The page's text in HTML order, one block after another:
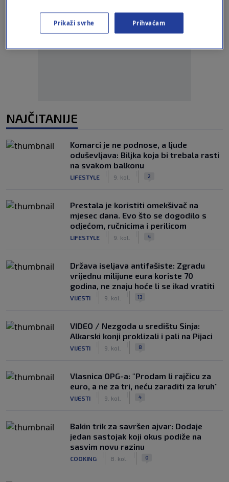
Oglas
NAJČITANIJE
Komarci je ne podnose, a ljude
oduševljava: Biljka koja bi trebala rasti
na svakom balkonu
LIFESTYLE 9. kol. 2
Prestala je koristiti omekšivač na
mjesec dana. Evo što se dogodilo s
odjećom, ručnicima i perilicom
LIFESTYLE 9. kol. 4
Država iseljava antifašiste: Zgradu
vrijednu milijune eura koriste 70
godina, ne znaju hoće li se ikad vratiti
VIJESTI 9. kol. 13
VIDEO / Nezgoda u središtu Sinja:
Alkarski konji proklizali i pali na Pijaci
VIJESTI 9. kol. 8
Vlasnica OPG-a: "Prodam li rajčicu za
euro, a ne za tri, neću zaraditi za kruh"
VIJESTI 9. kol. 4
Bakin trik za savršen ajvar: Dodaje
jedan sastojak koji okus podiže na
sasvim novu razinu
COOKING 8. kol. 0
Prikaži svrhe Prihvaćam